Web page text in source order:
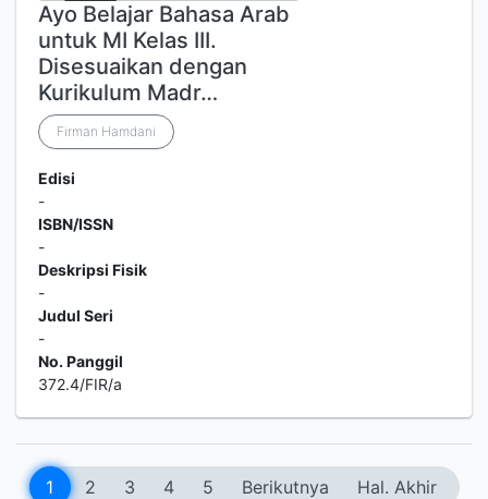
Ayo Belajar Bahasa Arab
untuk MI Kelas III.
Disesuaikan dengan
Kurikulum Madr…
Firman Hamdani
Edisi
-
ISBN/ISSN
-
Deskripsi Fisik
-
Judul Seri
-
No. Panggil
372.4/FIR/a
1 2 3 4 5 Berikutnya Hal. Akhir